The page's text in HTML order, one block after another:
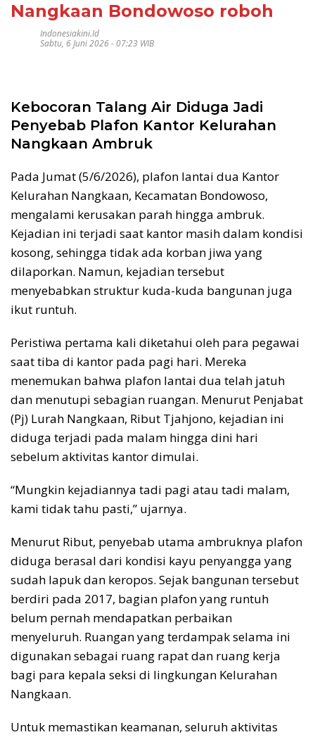
Nangkaan Bondowoso roboh
Indonesiakini.id
Sabtu, 6 Juni 2026 - 07:23 WIB
Kebocoran Talang Air Diduga Jadi
Penyebab Plafon Kantor Kelurahan
Nangkaan Ambruk
Pada Jumat (5/6/2026), plafon lantai dua Kantor
Kelurahan Nangkaan, Kecamatan Bondowoso,
mengalami kerusakan parah hingga ambruk.
Kejadian ini terjadi saat kantor masih dalam kondisi
kosong, sehingga tidak ada korban jiwa yang
dilaporkan. Namun, kejadian tersebut
menyebabkan struktur kuda-kuda bangunan juga
ikut runtuh.
Peristiwa pertama kali diketahui oleh para pegawai
saat tiba di kantor pada pagi hari. Mereka
menemukan bahwa plafon lantai dua telah jatuh
dan menutupi sebagian ruangan. Menurut Penjabat
(Pj) Lurah Nangkaan, Ribut Tjahjono, kejadian ini
diduga terjadi pada malam hingga dini hari
sebelum aktivitas kantor dimulai.
“Mungkin kejadiannya tadi pagi atau tadi malam,
kami tidak tahu pasti,” ujarnya.
Menurut Ribut, penyebab utama ambruknya plafon
diduga berasal dari kondisi kayu penyangga yang
sudah lapuk dan keropos. Sejak bangunan tersebut
berdiri pada 2017, bagian plafon yang runtuh
belum pernah mendapatkan perbaikan
menyeluruh. Ruangan yang terdampak selama ini
digunakan sebagai ruang rapat dan ruang kerja
bagi para kepala seksi di lingkungan Kelurahan
Nangkaan.
Untuk memastikan keamanan, seluruh aktivitas